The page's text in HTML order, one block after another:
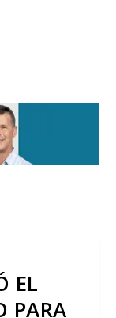
EL
PARA